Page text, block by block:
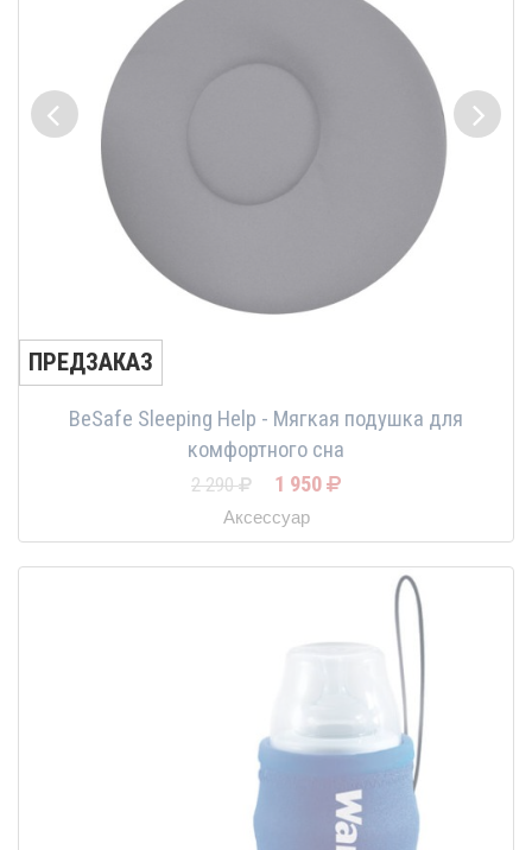
ПРЕДЗАКАЗ
BeSafe Sleeping Help - Мягкая подушка для
комфортного сна
2 290 1 950
Аксессуар